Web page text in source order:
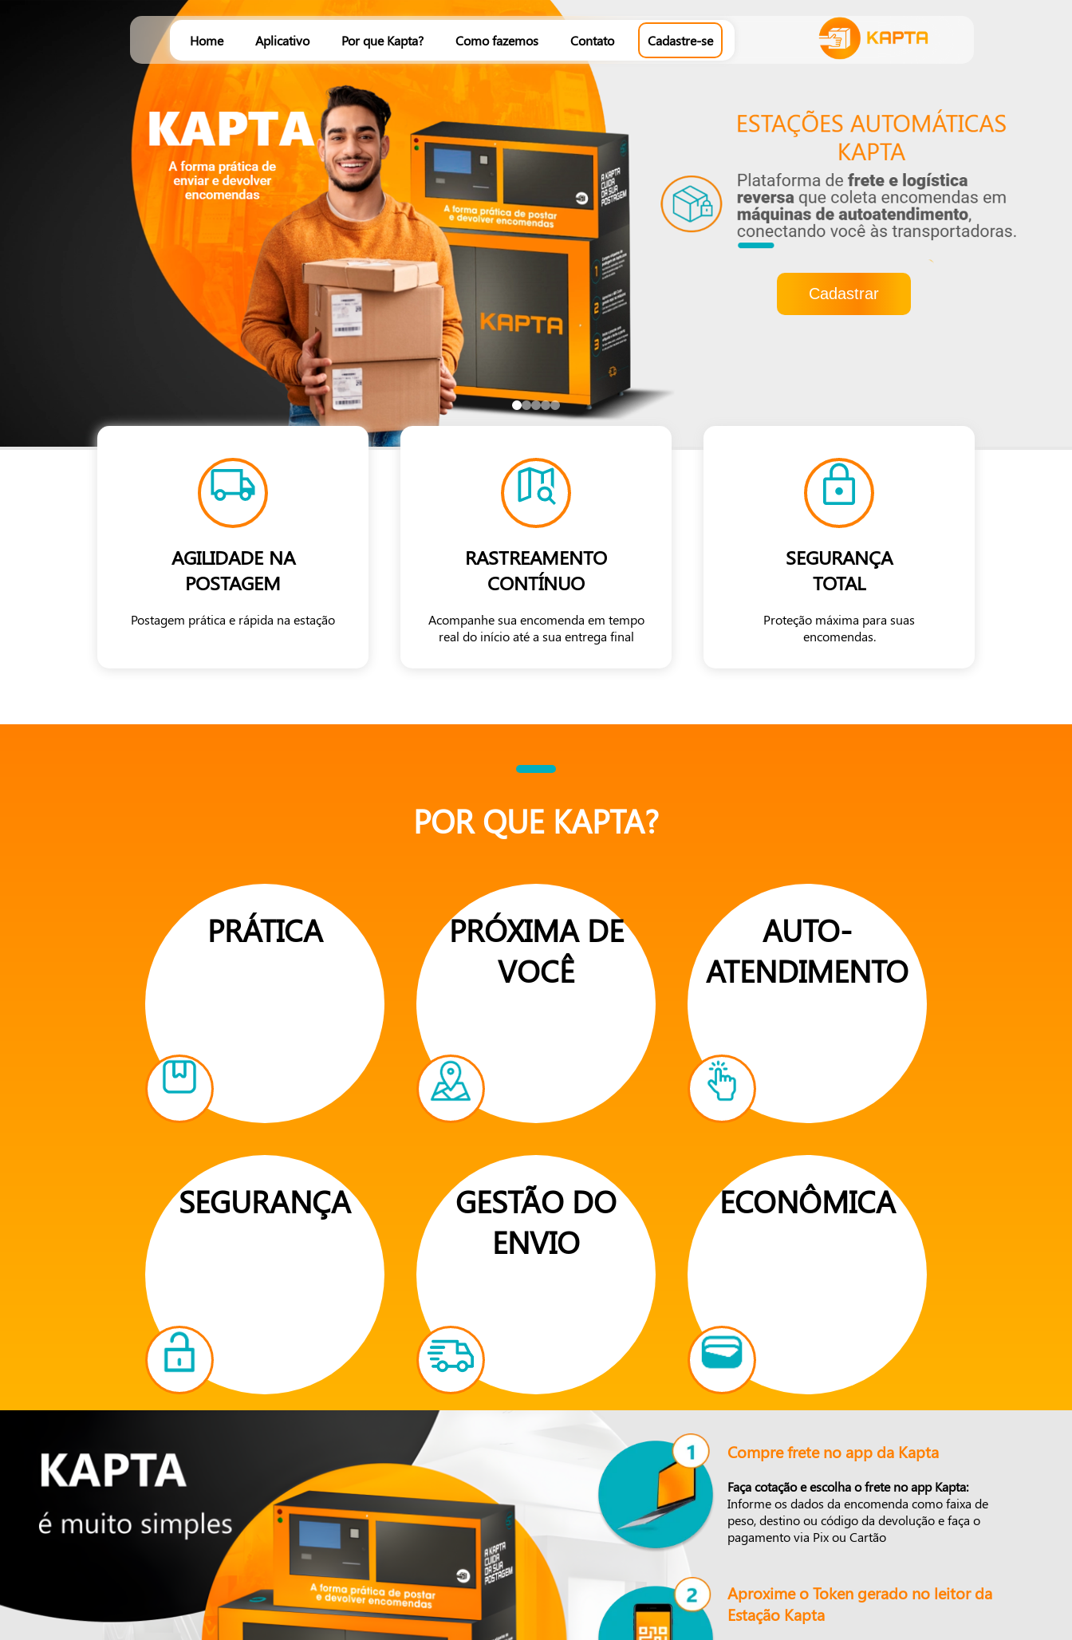
Home Aplicativo Por que Kapta? Como fazemos Contato Cadastre-se
Cadastrar
AGILIDADE NA
POSTAGEM
Postagem prática e rápida na estação
RASTREAMENTO
CONTÍNUO
Acompanhe sua encomenda em tempo
real do início até a sua entrega final
SEGURANÇA
TOTAL
Proteção máxima para suas
encomendas.
POR QUE KAPTA?
PRÁTICA
PRÓXIMA DE
VOCÊ
AUTO-
ATENDIMENTO
SEGURANÇA
GESTÃO DO
ENVIO
ECONÔMICA
Compre frete no app da Kapta
Faça cotação e escolha o frete no app Kapta:
Informe os dados da encomenda como faixa de
peso, destino ou código da devolução e faça o
pagamento via Pix ou Cartão
Aproxime o Token gerado no leitor da
Estação Kapta